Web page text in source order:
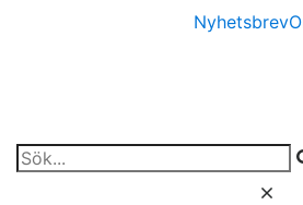
Nyhetsbrev